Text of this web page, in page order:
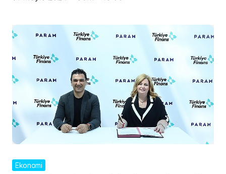
Ekonomi